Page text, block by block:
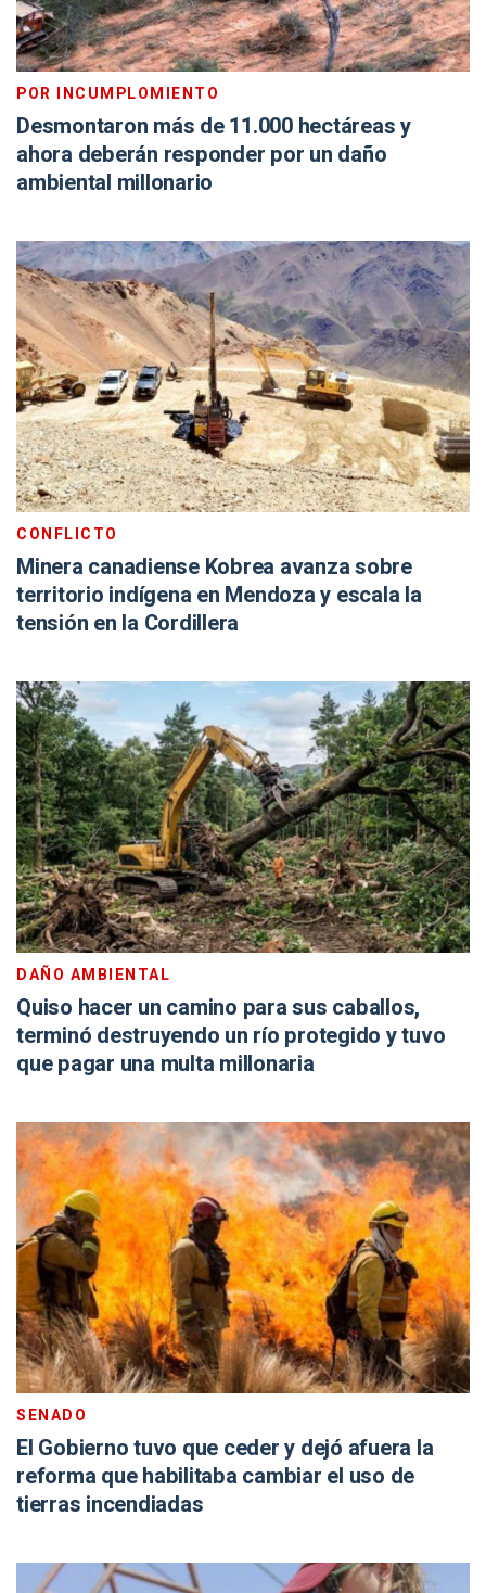
POR INCUMPLOMIENTO
Desmontaron más de 11.000 hectáreas y
ahora deberán responder por un daño
ambiental millonario
CONFLICTO
Minera canadiense Kobrea avanza sobre
territorio indígena en Mendoza y escala la
tensión en la Cordillera
DAÑO AMBIENTAL
Quiso hacer un camino para sus caballos,
terminó destruyendo un río protegido y tuvo
que pagar una multa millonaria
SENADO
El Gobierno tuvo que ceder y dejó afuera la
reforma que habilitaba cambiar el uso de
tierras incendiadas